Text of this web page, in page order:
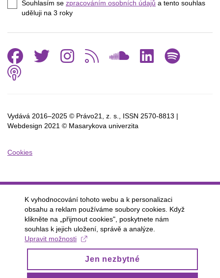
mail
Souhlasím se zpracováním osobních údajů a tento souhlas
uděluji na 3 roky
Vydává 2016–2025 © Právo21, z. s., ISSN 2570-8813 |
Webdesign 2021 © Masarykova univerzita
Cookies
Facebook
Twitter
Instagram
RSS
Podcast
K vyhodnocování tohoto webu a k personalizaci
obsahu a reklam používáme soubory cookies. Když
klikněte na „přijmout cookies", poskytnete nám
souhlas k jejich uložení, správě a analýze.
Upravit možnosti
Jen nezbytné